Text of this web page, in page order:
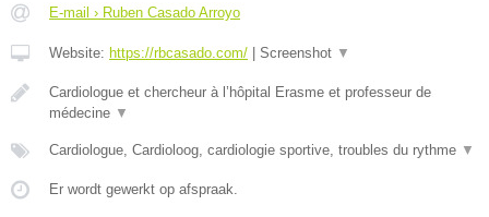
E-mail › Ruben Casado Arroyo
Website: https://rbcasado.com/ Screenshot ▼
Cardiologue et chercheur à l’hôpital Erasme et professeur de
médecine ▼
Cardiologue, Cardioloog, cardiologie sportive, troubles du rythme ▼
Er wordt gewerkt op afspraak.